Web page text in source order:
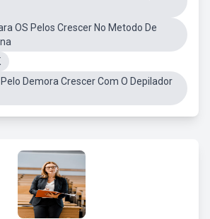
OS Pelos Crescer No Metodo De
Demora Crescer Com O Depilador